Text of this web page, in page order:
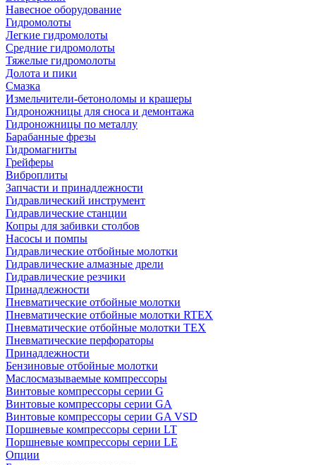
Навесное оборудование
Гидромолоты
Легкие гидромолоты
Средние гидромолоты
Тяжелые гидромолоты
Долота и пики
Смазка
Измельчители-бетоноломы и крашеры
Гидроножницы для сноса и демонтажа
Гидроножницы по металлу
Барабанные фрезы
Гидромагниты
Грейферы
Виброплиты
Запчасти и принадлежности
Гидравлический инструмент
Гидравлические станции
Копры для забивки столбов
Насосы и помпы
Гидравлические отбойные молотки
Гидравлические алмазные дрели
Гидравлические резчики
Принадлежности
Пневматические отбойные молотки
Пневматические отбойные молотки RTEX
Пневматические отбойные молотки TEX
Пневматические перфораторы
Принадлежности
Бензиновые отбойные молотки
Маслосмазываемые компрессоры
Винтовые компрессоры серии G
Винтовые компрессоры cерии GA
Винтовые компрессоры cерии GA VSD
Поршневые компрессоры серии LT
Поршневые компрессоры серии LE
Опции